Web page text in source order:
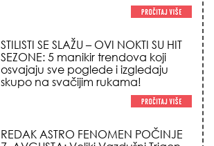
STILISTI SE SLAŽU – OVI NOKTI SU HIT
SEZONE: 5 manikir trendova koji
osvajaju sve poglede i izgledaju
skupo na svačijim rukama!
REDAK ASTRO FENOMEN POČINJE